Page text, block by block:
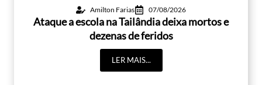
Amilton Farias 07/08/2026
Ataque a escola na Tailândia deixa mortos e
dezenas de feridos
LER MAIS...